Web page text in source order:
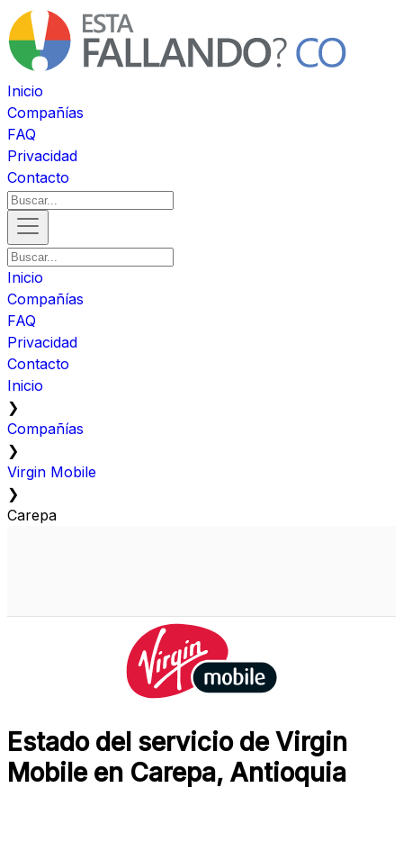
Inicio
Compañías
FAQ
Privacidad
Contacto
Inicio
Compañías
FAQ
Privacidad
Contacto
Inicio
❯
Compañías
❯
Virgin Mobile
❯
Carepa
Estado del servicio de Virgin
Mobile en Carepa, Antioquia